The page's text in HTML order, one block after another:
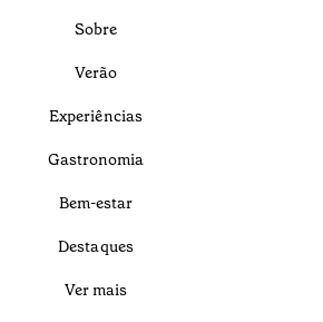
Sobre
Verão
Experiências
Gastronomia
Bem-estar
Destaques
Ver mais